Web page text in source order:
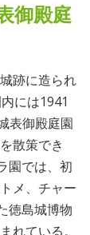
御殿庭
跡に造られ
には1941
表御殿庭園
散策でき
園では、初
メ、チャー
徳島城博物
れている。